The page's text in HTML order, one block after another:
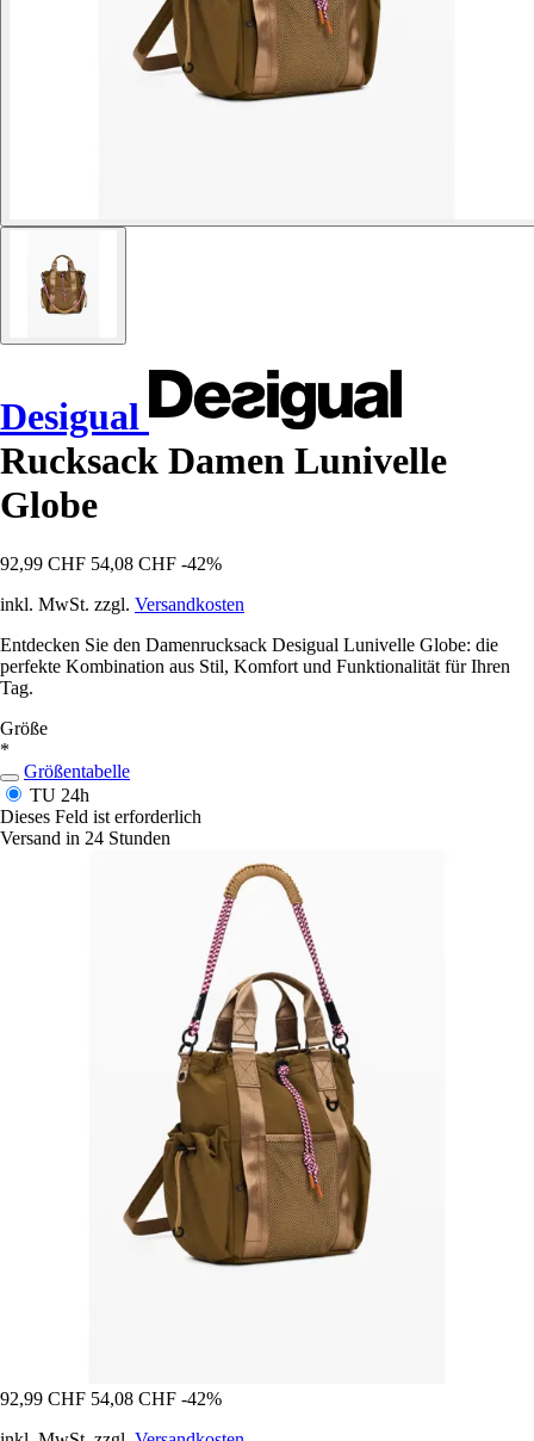
Desigual
Rucksack Damen Lunivelle
Globe
92,99 CHF 54,08 CHF -42%
inkl. MwSt. zzgl. Versandkosten
Entdecken Sie den Damenrucksack Desigual Lunivelle Globe: die
perfekte Kombination aus Stil, Komfort und Funktionalität für Ihren
Tag.
Größe
*
Größentabelle
TU 24h
Dieses Feld ist erforderlich
Versand in 24 Stunden
92,99 CHF 54,08 CHF -42%